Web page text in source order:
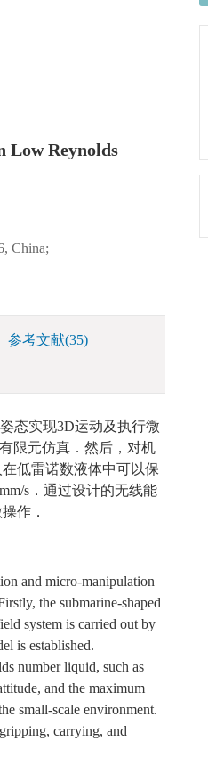
Low Reynolds
China;
参考文献(35)
态实现3D运动及执行微
限元仿真．然后，对机
低雷诺数液体中可以保
s．通过设计的无线能
作．
and micro-manipulation
the submarine-shaped
system is carried out by
is established.
number liquid, such as
and the maximum
small-scale environment.
carrying, and